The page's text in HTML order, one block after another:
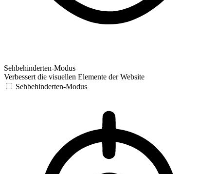
Sehbehinderten-Modus
Verbessert die visuellen Elemente der Website
Sehbehinderten-Modus